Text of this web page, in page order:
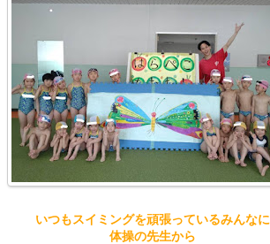
いつもスイミングを頑張っているみんなに
体操の先生から